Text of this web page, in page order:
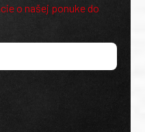
o našej ponuke do